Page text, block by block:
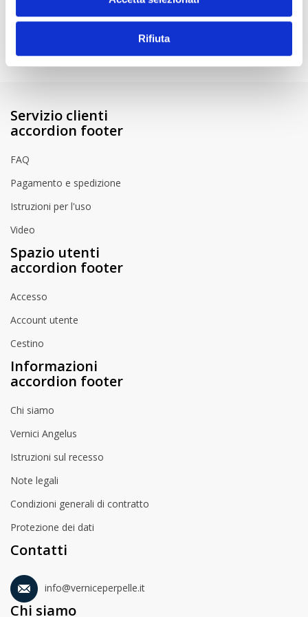
Rifiuta
How to Videos
Servizio clienti
accordion footer
FAQ
Pagamento e spedizione
Istruzioni per l'uso
Video
Spazio utenti
accordion footer
Accesso
Account utente
Cestino
Informazioni
accordion footer
Chi siamo
Vernici Angelus
Istruzioni sul recesso
Note legali
Condizioni generali di contratto
Protezione dei dati
Contatti
info@verniceperpelle.it
Chi siamo